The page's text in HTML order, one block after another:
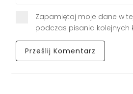
Zapamiętaj moje dane w
podczas pisania kolejnych